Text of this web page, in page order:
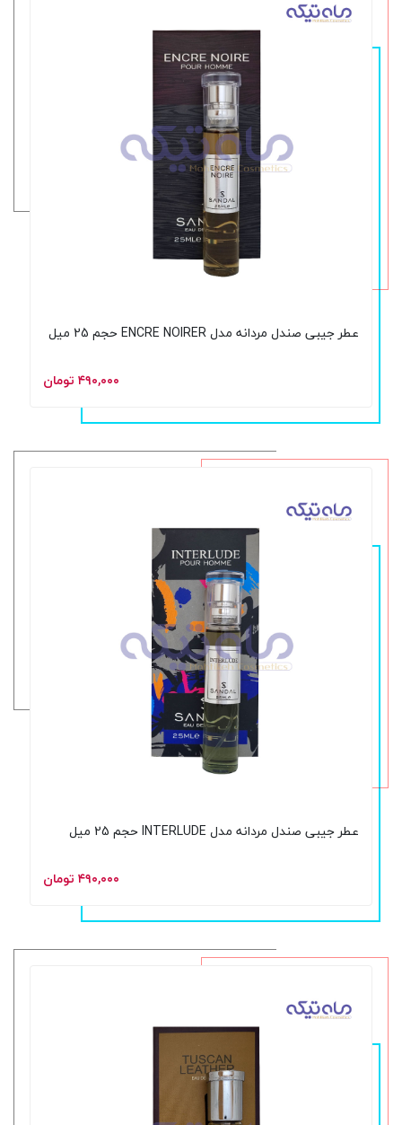
عطر جیبی صندل مردانه مدل ENCRE NOIRER حجم 25 میل
۴۹۰,۰۰۰ تومان
عطر جیبی صندل مردانه مدل INTERLUDE حجم 25 میل
۴۹۰,۰۰۰ تومان